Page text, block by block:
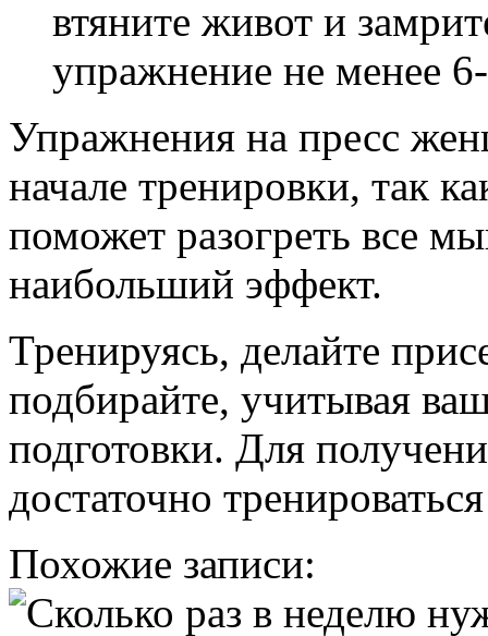
втяните живот и
упражнение не менее
Упражнения на пресс
начале тренировки, так
поможет разогреть все
наибольший эффект.
Тренируясь, делайте
подбирайте, учитывая
подготовки. Для
достаточно
Похожие записи: